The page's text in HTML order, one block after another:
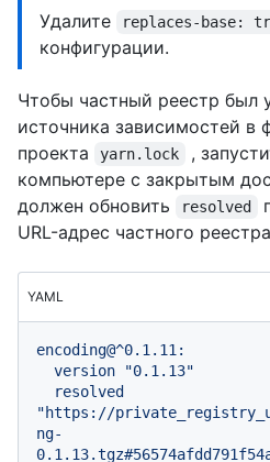
Удалите
replaces-base:
конфигурации.
Чтобы частный реестр был
источника зависимостей в
проекта
yarn.lock ,
компьютере с закрытым
должен обновить
resolved
URL-адрес частного
YAML
encoding@^0.1.11:
version
"0.1.13"
resolved
"https://
ng-